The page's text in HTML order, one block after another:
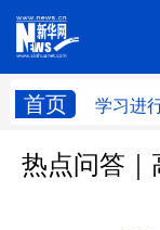
首页 学习进
学习进行时
热点问答｜